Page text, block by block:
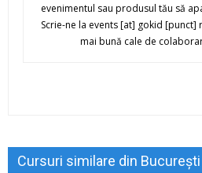
evenimentul sau produsul tău să
Scrie-ne la events [at] gokid [punct]
mai bună cale de
Cursuri similare din București